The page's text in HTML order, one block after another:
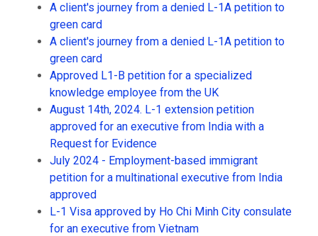
A client's journey from a denied L-1A petition to
green card
A client's journey from a denied L-1A petition to
green card
Approved L1-B petition for a specialized
knowledge employee from the UK
August 14th, 2024. L-1 extension petition
approved for an executive from India with a
Request for Evidence
July 2024 - Employment-based immigrant
petition for a multinational executive from India
approved
L-1 Visa approved by Ho Chi Minh City consulate
for an executive from Vietnam